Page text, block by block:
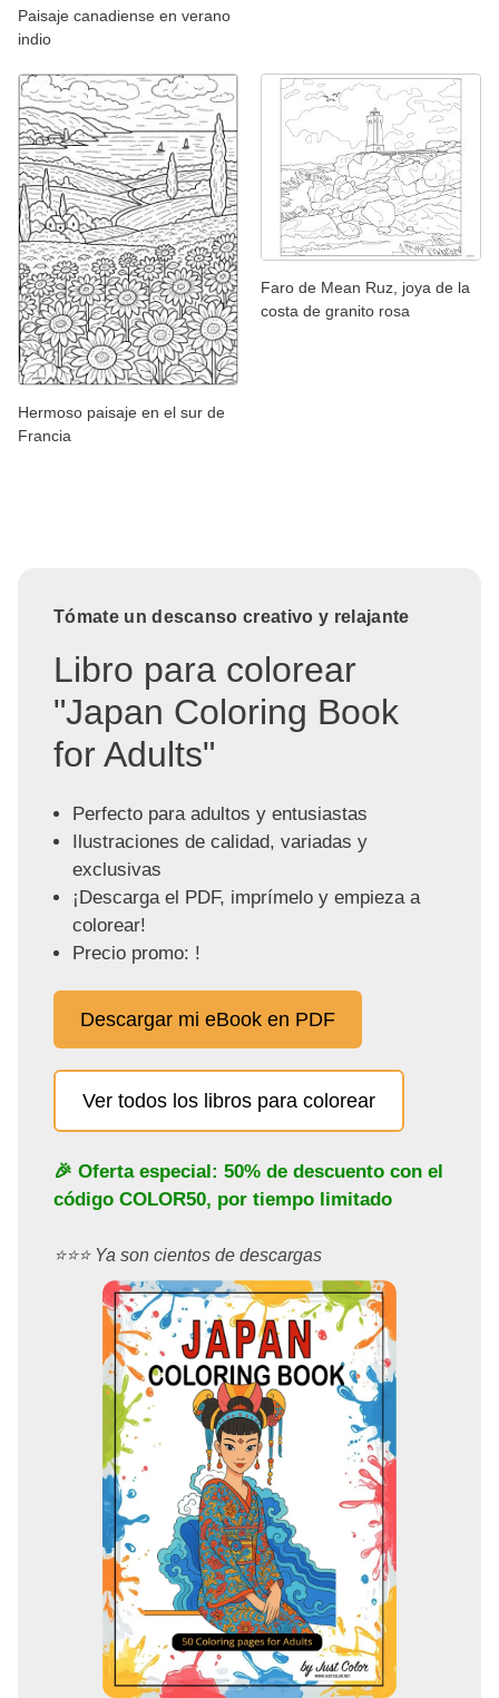
Paisaje canadiense en verano
indio
Hermoso paisaje en el sur de
Francia
Faro de Mean Ruz, joya de la
costa de granito rosa
Tómate un descanso creativo y relajante
Libro para colorear
"Japan Coloring Book
for Adults"
Perfecto para adultos y entusiastas
Ilustraciones de calidad, variadas y
exclusivas
¡Descarga el PDF, imprímelo y empieza a
colorear!
Precio promo: !
Descargar mi eBook en PDF
Ver todos los libros para colorear
🎉 Oferta especial: 50% de descuento con el
código COLOR50, por tiempo limitado
⭐️⭐️⭐️ Ya son cientos de descargas